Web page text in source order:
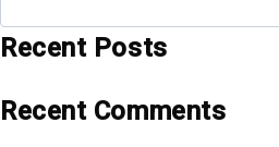
Recent Posts
Recent Comments